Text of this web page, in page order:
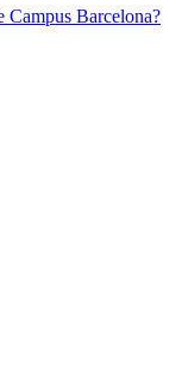
Campus Barcelona?